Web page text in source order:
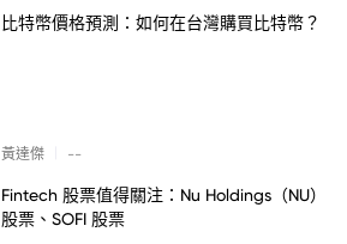
比特幣價格預測：如何在台灣購買比特幣？
黃達傑 --
Fintech 股票值得關注：Nu Holdings（NU）
股票、SOFI 股票